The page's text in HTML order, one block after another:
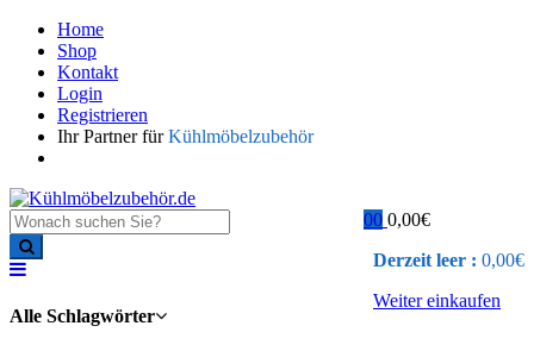
Home
Shop
Kontakt
Login
Registrieren
Ihr Partner fürKühlmöbelzubehör
0 0,00€
Derzeit leer : 0,00€
Weiter einkaufen
0
Alle Schlagwörter